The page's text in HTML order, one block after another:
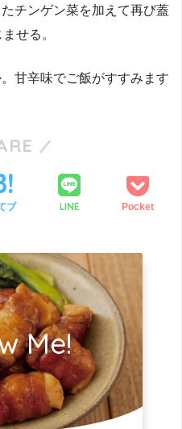
チンゲン菜を加えて再び蓋
せる。
甘辛味でご飯がすすみます
ブ LINE Pocket
Me!